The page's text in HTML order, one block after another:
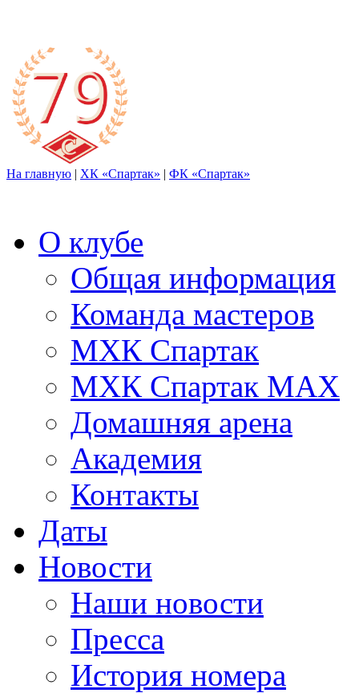
На главную | ХК «Спартак» | ФК «Спартак»
О клубе
Общая информация
Команда мастеров
МХК Спартак
МХК Спартак МАХ
Домашняя арена
Академия
Контакты
Даты
Новости
Наши новости
Пресса
История номера